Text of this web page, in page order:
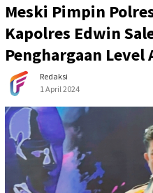
Meski Pimpin
Kapolres Edwin
Penghargaan Level
Redaksi
1 April 2024